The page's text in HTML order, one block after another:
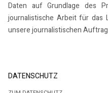
Daten auf Grundlage des
journalistische Arbeit für das
unsere journalistischen
DATENSCHUTZ